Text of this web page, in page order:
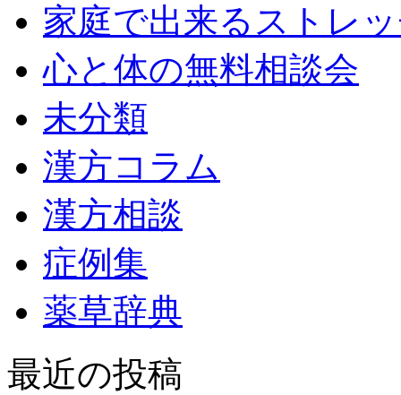
家庭で出来るストレ
心と体の無料相談会
未分類
漢方コラム
漢方相談
症例集
薬草辞典
最近の投稿